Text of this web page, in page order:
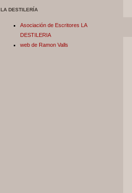
LA DESTILERÍA
Asociación de Escritores LA
DESTILERIA
web de Ramon Valls